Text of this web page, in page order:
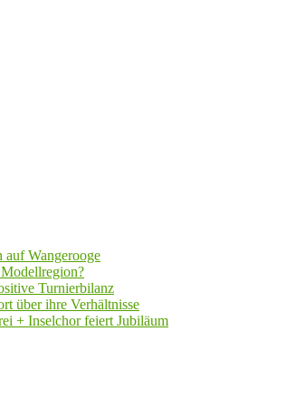
auf Wangerooge
Turnierbilanz
über ihre Verhältnisse
+ Inselchor feiert Jubiläum